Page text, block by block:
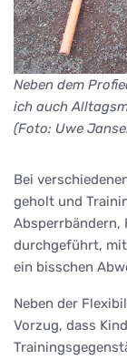
Neben dem
ich auch
(Foto: Uwe
Bei
geholt und
Absperrbändern,
durchgeführt,
ein bisschen
Neben der
Vorzug, dass